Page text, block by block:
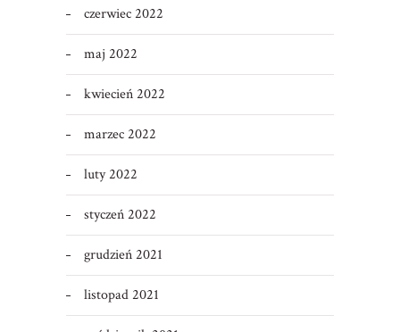
czerwiec 2022
maj 2022
kwiecień 2022
marzec 2022
luty 2022
styczeń 2022
grudzień 2021
listopad 2021